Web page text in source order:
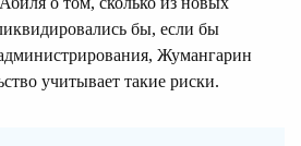
бы, если бы
Жумангарин
учитывает такие риски.